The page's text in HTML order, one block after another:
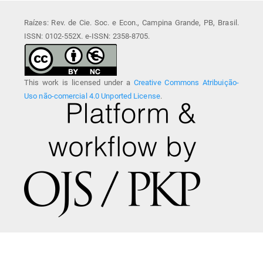
Raízes: Rev. de Cie. Soc. e Econ., Campina Grande, PB, Brasil.
ISSN: 0102-552X. e-ISSN: 2358-8705.
This work is licensed under a Creative Commons Atribuição-
Uso não-comercial 4.0 Unported License.